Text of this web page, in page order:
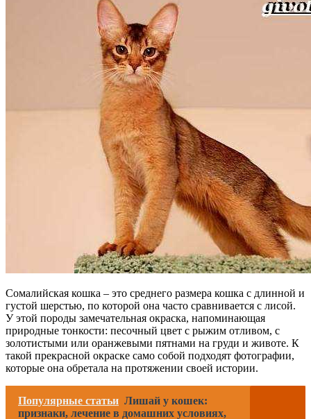
Сомалийская кошка – это среднего размера кошка с длинной и
густой шерстью, по которой она часто сравнивается с лисой.
У этой породы замечательная окраска, напоминающая
природные тонкости: песочный цвет с рыжим отливом, с
золотистыми или оранжевыми пятнами на груди и животе. К
такой прекрасной окраске само собой подходят фотографии,
которые она обретала на протяжении своей истории.
Популярные статьи Лишай у кошек:
признаки, лечение в домашних условиях,